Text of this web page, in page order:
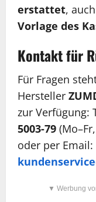
erstattet, auch
Vorlage des
Kontakt für
Für Fragen
Hersteller
zur Verfügung:
5003-79
oder per Email:
▼ Werbung